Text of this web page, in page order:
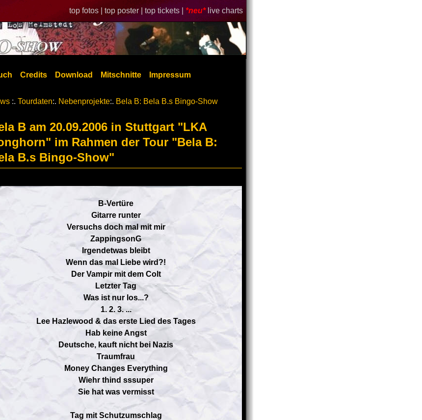
top fotos | top poster | top tickets | *neu* live charts
Credits Download Mitschnitte Impressum
:. Tourdaten:. Nebenprojekte:. Bela B: Bela B.s Bingo-Show
B am 20.09.2006 in Stuttgart "LKA
im Rahmen der Tour "Bela B:
B.s Bingo-Show"
B-Vertüre
Gitarre runter
Versuchs doch mal mit mir
ZappingsonG
Irgendetwas bleibt
Wenn das mal Liebe wird?!
Der Vampir mit dem Colt
Letzter Tag
Was ist nur los...?
1. 2. 3. ...
Lee Hazlewood & das erste Lied des Tages
Hab keine Angst
Deutsche, kauft nicht bei Nazis
Traumfrau
Money Changes Everything
Wiehr thind sssuper
Sie hat was vermisst
Tag mit Schutzumschlag